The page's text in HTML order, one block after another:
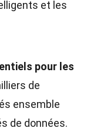
et les
pour les
de
ensemble
de données.